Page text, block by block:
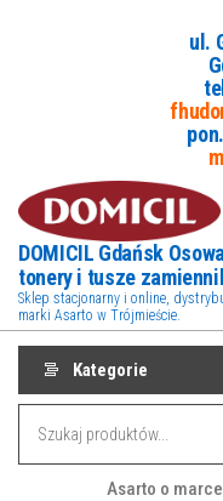
ul.
DOMICIL Gdańsk
tonery i tusze
Sklep stacjonarny i online,
marki Asarto w Trójmieście.
Kategorie
Asarto o marce